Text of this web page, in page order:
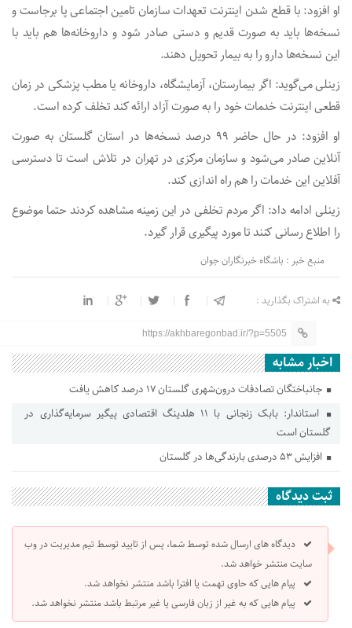
او افزود: با قطع شدن اینترنت تعهدات سازمان تامین اجتماعی پا برجاست و
نسخه‌ها باید به صورت قدیم و دستی صادر شود و داروخانه‌ها هم باید با
این نسخه‌ها دارو را به بیمار تحویل دهند.
زینلی می‌گوید: اگر بیمارستان، آزمایشگاه، داروخانه یا مطب پزشکی در زمان
قطعی اینترنت خدمات خود را به صورت آزاد ارائه کند تخلف کرده است.
او افزود: در حال حاضر ۹۹ درصد نسخه‌ها در استان گلستان به صورت
آنلاین صادر می‌شود و سازمان مرکزی در تهران در تلاش است تا دسترسی
آفلاین این خدمات را هم راه اندازی کند.
زینلی ادامه داد: اگر مردم تخلفی در این زمینه مشاهده کردند حتما موضوع
را اطلاع رسانی کنند تا مورد پیگیری قرار گیرد.
منبع خبر : باشگاه خبرنگاران جوان
به اشتراک بگذارید :
https://akhbaregonbad.ir/?p=5505
اخبار مشابه
جانباختگان تصادفات درون‌شهری گلستان ۱۷ درصد کاهش یافت
استاندار: بابک زنجانی با ۱۱ هلدینگ اقتصادی پیگیر سرمایه‌گذاری در
گلستان است
افزایش ۵۳ درصدی بارندگی‌ها در گلستان
ثبت دیدگاه
دیدگاه های ارسال شده توسط شما، پس از تایید توسط تیم مدیریت در وب
سایت منتشر خواهد شد.
پیام هایی که حاوی تهمت یا افترا باشد منتشر نخواهد شد.
پیام هایی که به غیر از زبان فارسی یا غیر مرتبط باشد منتشر نخواهد شد.